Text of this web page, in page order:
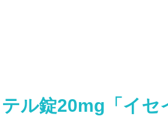
ル錠20mg「イセ